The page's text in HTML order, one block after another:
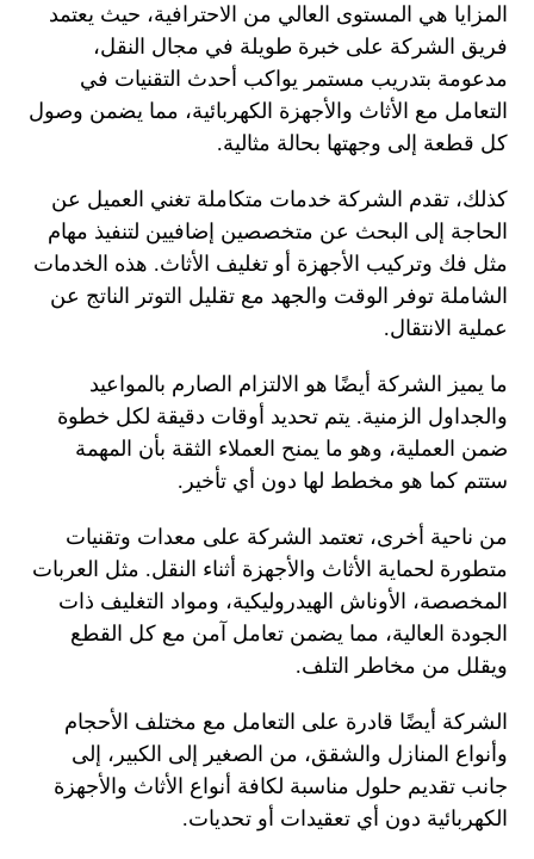
المزايا هي المستوى العالي من الاحترافية، حيث يعتمد
فريق الشركة على خبرة طويلة في مجال النقل،
مدعومة بتدريب مستمر يواكب أحدث التقنيات في
التعامل مع الأثاث والأجهزة الكهربائية، مما يضمن وصول
كل قطعة إلى وجهتها بحالة مثالية.
كذلك، تقدم الشركة خدمات متكاملة تغني العميل عن
الحاجة إلى البحث عن متخصصين إضافيين لتنفيذ مهام
مثل فك وتركيب الأجهزة أو تغليف الأثاث. هذه الخدمات
الشاملة توفر الوقت والجهد مع تقليل التوتر الناتج عن
عملية الانتقال.
ما يميز الشركة أيضًا هو الالتزام الصارم بالمواعيد
والجداول الزمنية. يتم تحديد أوقات دقيقة لكل خطوة
ضمن العملية، وهو ما يمنح العملاء الثقة بأن المهمة
ستتم كما هو مخطط لها دون أي تأخير.
من ناحية أخرى، تعتمد الشركة على معدات وتقنيات
متطورة لحماية الأثاث والأجهزة أثناء النقل. مثل العربات
المخصصة، الأوناش الهيدروليكية، ومواد التغليف ذات
الجودة العالية، مما يضمن تعامل آمن مع كل القطع
ويقلل من مخاطر التلف.
الشركة أيضًا قادرة على التعامل مع مختلف الأحجام
وأنواع المنازل والشقق، من الصغير إلى الكبير، إلى
جانب تقديم حلول مناسبة لكافة أنواع الأثاث والأجهزة
الكهربائية دون أي تعقيدات أو تحديات.